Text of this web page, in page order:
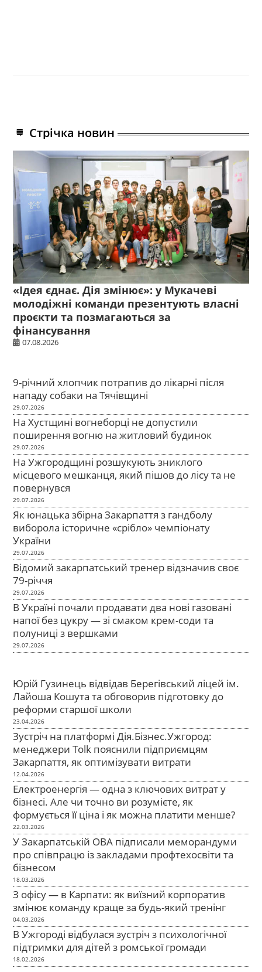
Стрічка новин
«Ідея єднає. Дія змінює»: у Мукачеві
молодіжні команди презентують власні
проєкти та позмагаються за
фінансування
07.08.2026
9-річний хлопчик потрапив до лікарні після
нападу собаки на Тячівщині
29.07.2026
На Хустщині вогнеборці не допустили
поширення вогню на житловий будинок
29.07.2026
На Ужгородщині розшукують зниклого
місцевого мешканця, який пішов до лісу та не
повернувся
29.07.2026
Як юнацька збірна Закарпаття з гандболу
виборола історичне «срібло» чемпіонату
України
29.07.2026
Відомий закарпатський тренер відзначив своє
79-річчя
29.07.2026
В Україні почали продавати два нові газовані
напої без цукру — зі смаком крем-соди та
полуниці з вершками
29.07.2026
Юрій Гузинець відвідав Берегівський ліцей ім.
Лайоша Кошута та обговорив підготовку до
реформи старшої школи
23.04.2026
Зустріч на платформі Дія.Бізнес.Ужгород:
менеджери Tolk пояснили підприємцям
Закарпаття, як оптимізувати витрати
12.04.2026
Електроенергія — одна з ключових витрат у
бізнесі. Але чи точно ви розумієте, як
формується її ціна і як можна платити менше?
22.03.2026
У Закарпатській ОВА підписали меморандуми
про співпрацю із закладами профтехосвіти та
бізнесом
18.03.2026
З офісу — в Карпати: як виїзний корпоратив
змінює команду краще за будь-який тренінг
04.03.2026
В Ужгороді відбулася зустріч з психологічної
підтримки для дітей з ромської громади
18.02.2026